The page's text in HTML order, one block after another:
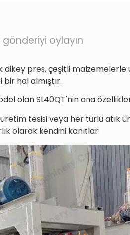
gönderiyi oylayın
dikey pres, çeşitli
hal almıştır.
olan SL40QT'nin ana
tesisi veya her türlü atık
olarak kendini kanıtlar.